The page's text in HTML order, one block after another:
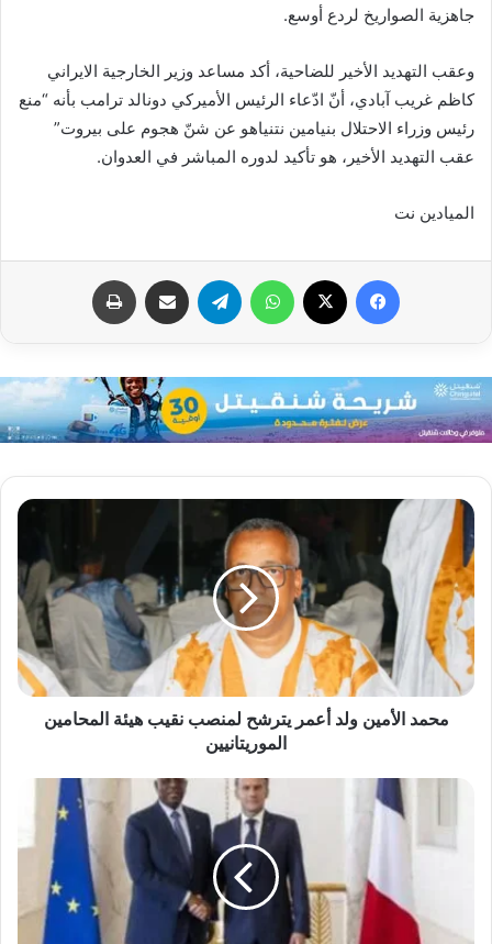
جاهزية الصواريخ لردع أوسع.
وعقب التهديد الأخير للضاحية، أكد مساعد وزير الخارجية الايراني
كاظم غريب آبادي، أنّ ادّعاء الرئيس الأميركي دونالد ترامب بأنه “منع
رئيس وزراء الاحتلال بنيامين نتنياهو عن شنّ هجوم على بيروت”
عقب التهديد الأخير، هو تأكيد لدوره المباشر في العدوان.
الميادين نت
فيسبوك واتساب تيلقرام مشاركة عبر البريد
محمد الأمين ولد أعمر يترشح لمنصب نقيب هيئة المحامين
الموريتانيين